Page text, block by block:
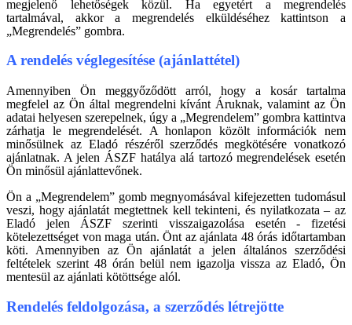
megjelenő lehetőségek közül. Ha egyetért a megrendelés
tartalmával, akkor a megrendelés elküldéséhez kattintson a
„Megrendelés” gombra.
A rendelés véglegesítése (ajánlattétel)
Amennyiben Ön meggyőződött arról, hogy a kosár tartalma
megfelel az Ön által megrendelni kívánt Áruknak, valamint az Ön
adatai helyesen szerepelnek, úgy a „Megrendelem” gombra kattintva
zárhatja le megrendelését. A honlapon közölt információk nem
minősülnek az Eladó részéről szerződés megkötésére vonatkozó
ajánlatnak. A jelen ÁSZF hatálya alá tartozó megrendelések esetén
Ön minősül ajánlattevőnek.
Ön a „Megrendelem” gomb megnyomásával kifejezetten tudomásul
veszi, hogy ajánlatát megtettnek kell tekinteni, és nyilatkozata – az
Eladó jelen ÁSZF szerinti visszaigazolása esetén - fizetési
kötelezettséget von maga után. Önt az ajánlata 48 órás időtartamban
köti. Amennyiben az Ön ajánlatát a jelen általános szerződési
feltételek szerint 48 órán belül nem igazolja vissza az Eladó, Ön
mentesül az ajánlati kötöttsége alól.
Rendelés feldolgozása, a szerződés létrejötte